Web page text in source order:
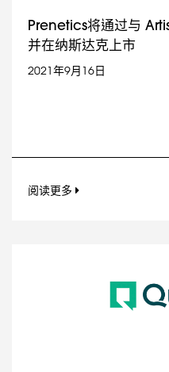
Prenetics将通过与
并在纳斯达克上市
2021年9月16日
阅读更多